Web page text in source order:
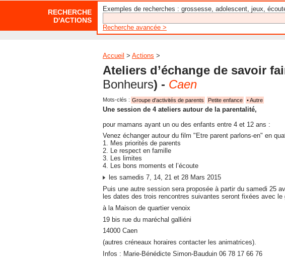
RECHERCHE
D'ACTIONS
Exemples de recherches : grossesse, adolescent, jeux,
Recherche avancée >
Accueil > Actions >
Ateliers d’échange de savoir
Bonheurs) - Caen
Mots-clés : Groupe d'activités de parents Petite enfance • Autre
Une session de 4 ateliers autour de la parentalité,
pour mamans ayant un ou des enfants entre 4 et 12 ans :
Venez échanger autour du film "Etre parent parlons-en" en
1. Mes priorités de parents
2. Le respect en famille
3. Les limites
4. Les bons moments et l’écoute
les samedis 7, 14, 21 et 28 Mars 2015
Puis une autre session sera proposée à partir du samedi 25
les dates des trois rencontres suivantes seront fixées avec le
à la Maison de quartier venoix
19 bis rue du maréchal galliéni
14000 Caen
(autres créneaux horaires contacter les animatrices).
Infos : Marie-Bénédicte Simon-Bauduin 06 78 17 66 76